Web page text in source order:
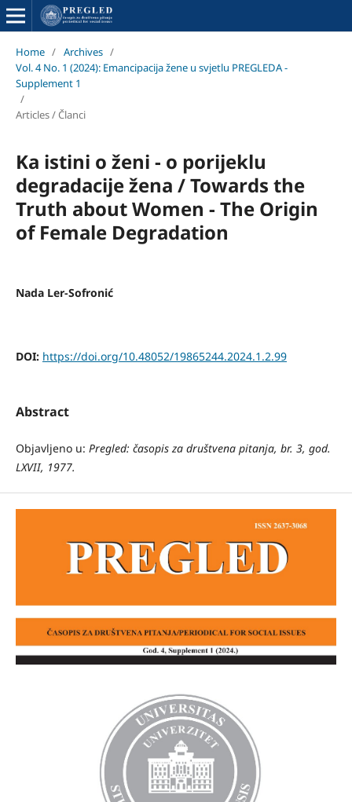
Home / Archives /
Vol. 4 No. 1 (2024): Emancipacija žene u svjetlu PREGLEDA -
Supplement 1
/
Articles / Članci
Ka istini o ženi - o porijeklu
degradacije žena / Towards the
Truth about Women - The Origin
of Female Degradation
Nada Ler-Sofronić
DOI: https://doi.org/10.48052/19865244.2024.1.2.99
Abstract
Objavljeno u: Pregled: časopis za društvena pitanja, br. 3, god.
LXVII, 1977.